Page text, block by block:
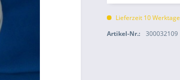
Lieferzeit 10 Werktage
Artikel-Nr.:
300032109